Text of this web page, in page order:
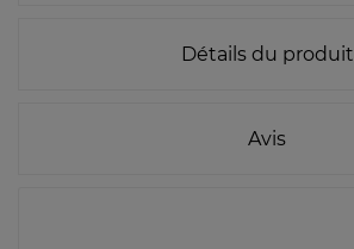
Détails du produit
Avis